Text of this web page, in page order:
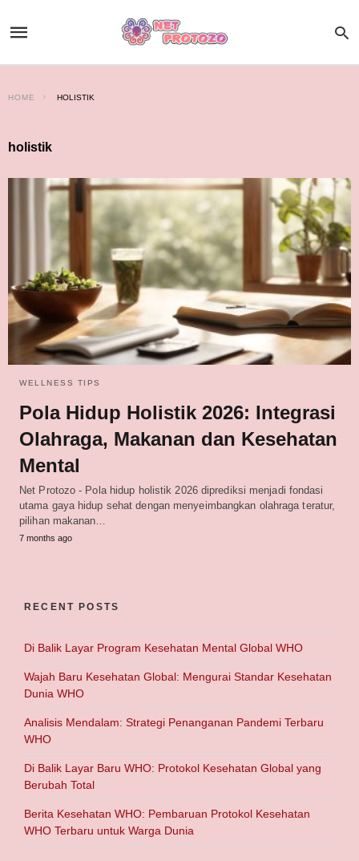
HOME HOLISTIK
holistik
WELLNESS TIPS
Pola Hidup Holistik 2026: Integrasi
Olahraga, Makanan dan Kesehatan
Mental
Net Protozo - Pola hidup holistik 2026 diprediksi menjadi fondasi
utama gaya hidup sehat dengan menyeimbangkan olahraga teratur,
pilihan makanan…
7 months ago
RECENT POSTS
Di Balik Layar Program Kesehatan Mental Global WHO
Wajah Baru Kesehatan Global: Mengurai Standar Kesehatan
Dunia WHO
Analisis Mendalam: Strategi Penanganan Pandemi Terbaru
WHO
Di Balik Layar Baru WHO: Protokol Kesehatan Global yang
Berubah Total
Berita Kesehatan WHO: Pembaruan Protokol Kesehatan
WHO Terbaru untuk Warga Dunia